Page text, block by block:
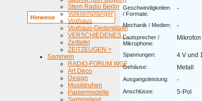
Stern Radio Berlin
Volksempfänger
Voxhaus
Voxhaus-Gedenktafel
VERSCHIEDENES >
Zeittafel
ZEITZEUGEN >
Sammeln
RADIO-FORUM WGF
Art Deco
Design
Musiktruhen
Papiermodelle
Sammelwut
Hinweise
Geschwindigkeiten
/ Formate:
-
Mechanik / Medien: -
Lautsprecher /
Mikrophone:
Mikrofon
Spannungen: 4 V und
Gehäuse: Metall
Ausgangsleistung: -
Anschlüsse: 5-Pol